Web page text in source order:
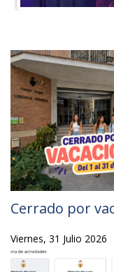
Cerrado por
Viernes, 31 Julio 2026